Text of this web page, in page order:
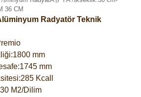
Radyatör Teknik
mm
mm
Kcall
M2/Dilim